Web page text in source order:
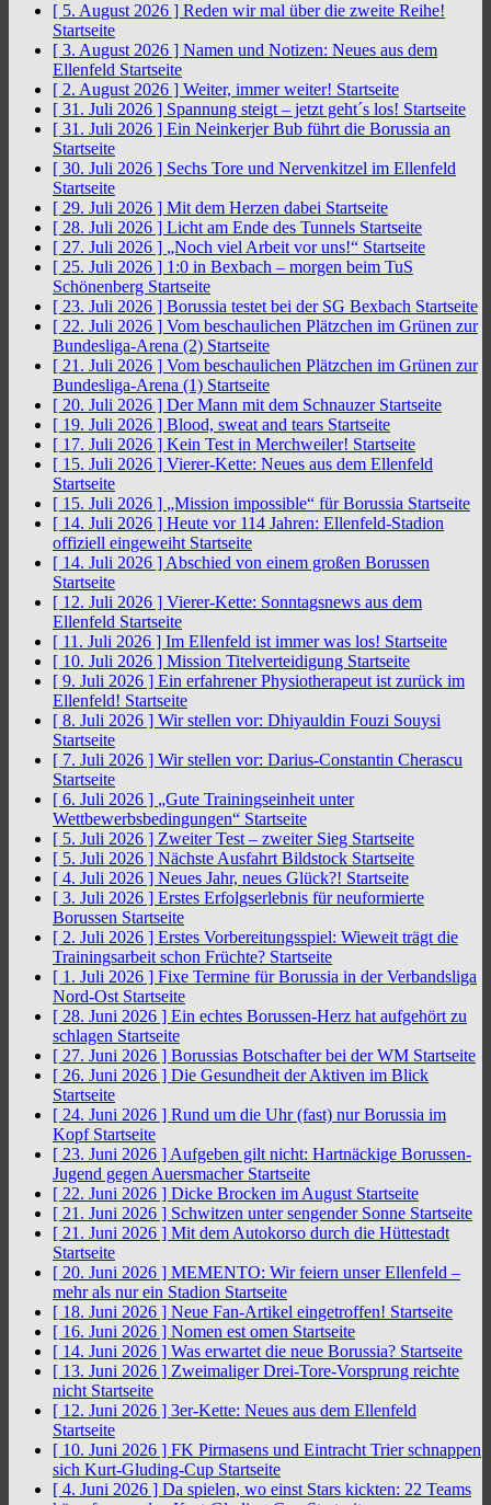
[ 5. August 2026 ] Reden wir mal über die zweite Reihe!
Startseite
[ 3. August 2026 ] Namen und Notizen: Neues aus dem
Ellenfeld Startseite
[ 2. August 2026 ] Weiter, immer weiter! Startseite
[ 31. Juli 2026 ] Spannung steigt – jetzt geht´s los! Startseite
[ 31. Juli 2026 ] Ein Neinkerjer Bub führt die Borussia an
Startseite
[ 30. Juli 2026 ] Sechs Tore und Nervenkitzel im Ellenfeld
Startseite
[ 29. Juli 2026 ] Mit dem Herzen dabei Startseite
[ 28. Juli 2026 ] Licht am Ende des Tunnels Startseite
[ 27. Juli 2026 ] „Noch viel Arbeit vor uns!“ Startseite
[ 25. Juli 2026 ] 1:0 in Bexbach – morgen beim TuS
Schönenberg Startseite
[ 23. Juli 2026 ] Borussia testet bei der SG Bexbach Startseite
[ 22. Juli 2026 ] Vom beschaulichen Plätzchen im Grünen zur
Bundesliga-Arena (2) Startseite
[ 21. Juli 2026 ] Vom beschaulichen Plätzchen im Grünen zur
Bundesliga-Arena (1) Startseite
[ 20. Juli 2026 ] Der Mann mit dem Schnauzer Startseite
[ 19. Juli 2026 ] Blood, sweat and tears Startseite
[ 17. Juli 2026 ] Kein Test in Merchweiler! Startseite
[ 15. Juli 2026 ] Vierer-Kette: Neues aus dem Ellenfeld
Startseite
[ 15. Juli 2026 ] „Mission impossible“ für Borussia Startseite
[ 14. Juli 2026 ] Heute vor 114 Jahren: Ellenfeld-Stadion
offiziell eingeweiht Startseite
[ 14. Juli 2026 ] Abschied von einem großen Borussen
Startseite
[ 12. Juli 2026 ] Vierer-Kette: Sonntagsnews aus dem
Ellenfeld Startseite
[ 11. Juli 2026 ] Im Ellenfeld ist immer was los! Startseite
[ 10. Juli 2026 ] Mission Titelverteidigung Startseite
[ 9. Juli 2026 ] Ein erfahrener Physiotherapeut ist zurück im
Ellenfeld! Startseite
[ 8. Juli 2026 ] Wir stellen vor: Dhiyauldin Fouzi Souysi
Startseite
[ 7. Juli 2026 ] Wir stellen vor: Darius-Constantin Cherascu
Startseite
[ 6. Juli 2026 ] „Gute Trainingseinheit unter
Wettbewerbsbedingungen“ Startseite
[ 5. Juli 2026 ] Zweiter Test – zweiter Sieg Startseite
[ 5. Juli 2026 ] Nächste Ausfahrt Bildstock Startseite
[ 4. Juli 2026 ] Neues Jahr, neues Glück?! Startseite
[ 3. Juli 2026 ] Erstes Erfolgserlebnis für neuformierte
Borussen Startseite
[ 2. Juli 2026 ] Erstes Vorbereitungsspiel: Wieweit trägt die
Trainingsarbeit schon Früchte? Startseite
[ 1. Juli 2026 ] Fixe Termine für Borussia in der Verbandsliga
Nord-Ost Startseite
[ 28. Juni 2026 ] Ein echtes Borussen-Herz hat aufgehört zu
schlagen Startseite
[ 27. Juni 2026 ] Borussias Botschafter bei der WM Startseite
[ 26. Juni 2026 ] Die Gesundheit der Aktiven im Blick
Startseite
[ 24. Juni 2026 ] Rund um die Uhr (fast) nur Borussia im
Kopf Startseite
[ 23. Juni 2026 ] Aufgeben gilt nicht: Hartnäckige Borussen-
Jugend gegen Auersmacher Startseite
[ 22. Juni 2026 ] Dicke Brocken im August Startseite
[ 21. Juni 2026 ] Schwitzen unter sengender Sonne Startseite
[ 21. Juni 2026 ] Mit dem Autokorso durch die Hüttestadt
Startseite
[ 20. Juni 2026 ] MEMENTO: Wir feiern unser Ellenfeld –
mehr als nur ein Stadion Startseite
[ 18. Juni 2026 ] Neue Fan-Artikel eingetroffen! Startseite
[ 16. Juni 2026 ] Nomen est omen Startseite
[ 14. Juni 2026 ] Was erwartet die neue Borussia? Startseite
[ 13. Juni 2026 ] Zweimaliger Drei-Tore-Vorsprung reichte
nicht Startseite
[ 12. Juni 2026 ] 3er-Kette: Neues aus dem Ellenfeld
Startseite
[ 10. Juni 2026 ] FK Pirmasens und Eintracht Trier schnappen
sich Kurt-Gluding-Cup Startseite
[ 4. Juni 2026 ] Da spielen, wo einst Stars kickten: 22 Teams